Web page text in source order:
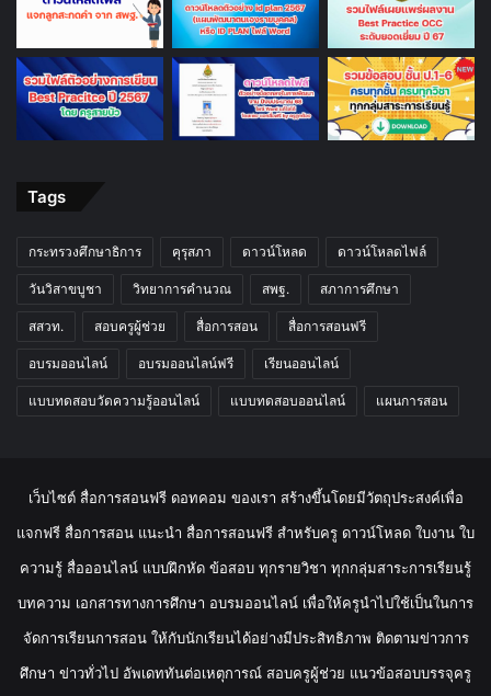
Tags
กระทรวงศึกษาธิการ คุรุสภา ดาวน์โหลด ดาวน์โหลดไฟล์
วันวิสาขบูชา วิทยาการคำนวณ สพฐ. สภาการศึกษา
สสวท. สอบครูผู้ช่วย สื่อการสอน สื่อการสอนฟรี
อบรมออนไลน์ อบรมออนไลน์ฟรี เรียนออนไลน์
แบบทดสอบวัดความรู้ออนไลน์ แบบทดสอบออนไลน์ แผนการสอน
เว็บไซต์ สื่อการสอนฟรี ดอทคอม ของเรา สร้างขึ้นโดยมีวัตถุประสงค์เพื่อ
แจกฟรี สื่อการสอน แนะนำ สื่อการสอนฟรี สำหรับครู ดาวน์โหลด ใบงาน ใบ
ความรู้ สื่อออนไลน์ แบบฝึกหัด ข้อสอบ ทุกรายวิชา ทุกกลุ่มสาระการเรียนรู้
บทความ เอกสารทางการศึกษา อบรมออนไลน์ เพื่อให้ครูนำไปใช้เป็นในการ
จัดการเรียนการสอน ให้กับนักเรียนได้อย่างมีประสิทธิภาพ ติดตามข่าวการ
ศึกษา ข่าวทั่วไป อัพเดททันต่อเหตุการณ์ สอบครูผู้ช่วย แนวข้อสอบบรรจุครู